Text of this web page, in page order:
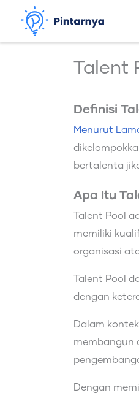
konten
Talent
Definisi
Menurut
bertalenta
Apa Itu
Talent Pool
memiliki
organisasi
Talent Pool
dengan
Dalam
membangun
Dengan